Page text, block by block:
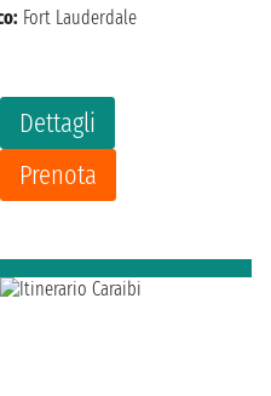
Dettagli
Prenota
Fort Lauderdale